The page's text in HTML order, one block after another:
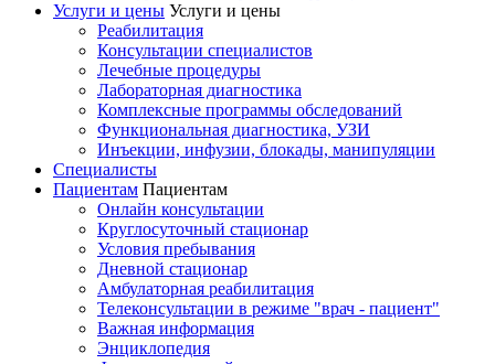
Услуги и цены Услуги и цены
Реабилитация
Консультации специалистов
Лечебные процедуры
Лабораторная диагностика
Комплексные программы обследований
Функциональная диагностика, УЗИ
Инъекции, инфузии, блокады, манипуляции
Специалисты
Пациентам Пациентам
Онлайн консультации
Круглосуточный стационар
Условия пребывания
Дневной стационар
Амбулаторная реабилитация
Телеконсультации в режиме "врач - пациент"
Важная информация
Энциклопедия